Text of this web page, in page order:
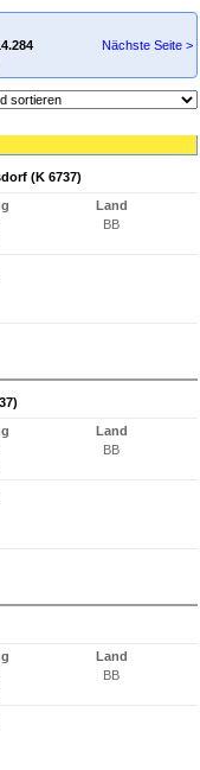
Nächste Seite >
(K 6737)
Land
BB
Land
BB
Land
BB